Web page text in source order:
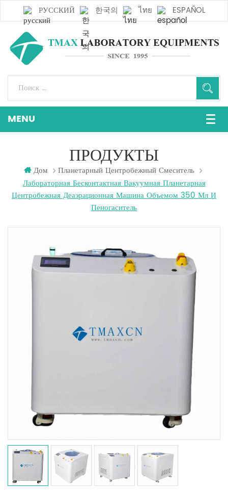
РУССКИЙ 한국의 ไทย ESPAÑOL
ПРОДУКТЫ
Дом
Планетарный Центробежный Смеситель
Лабораторная Бесконтактная Вакуумная Планетарная
Центробежная Деаэрационная Машина Объемом 350 Мл И
Пеногаситель